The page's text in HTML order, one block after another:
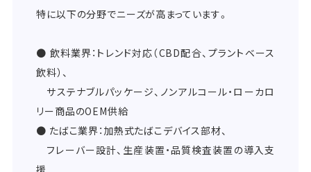
特に以下の分野でニーズが高まっています。
● 飲料業界：トレンド対応（CBD配合、プラントベース
飲料）、
サステナブルパッケージ、ノンアルコール・ローカロ
リー商品のOEM供給
● たばこ業界：加熱式たばこデバイス部材、
フレーバー設計、生産装置・品質検査装置の導入支